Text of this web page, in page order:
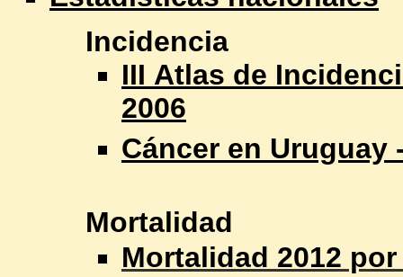
Incidencia
III Atlas de
2006
Cáncer en Uruguay
Mortalidad
Mortalidad 2012